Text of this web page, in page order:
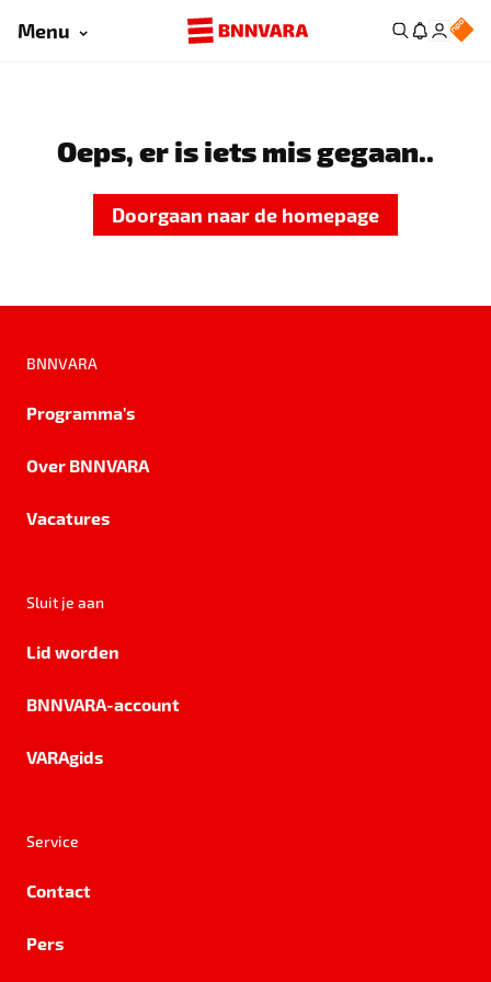
Menu
Oeps, er is iets mis gegaan..
Doorgaan naar de homepage
BNNVARA
Programma's
Over BNNVARA
Vacatures
Sluit je aan
Lid worden
BNNVARA-account
VARAgids
Service
Contact
Pers